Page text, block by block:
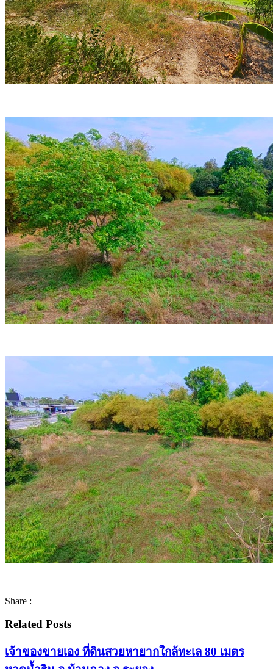
Share :
Related Posts
เจ้าของขายเอง ที่ดินสวยหายากใกล้ทะเล 80 เมตร